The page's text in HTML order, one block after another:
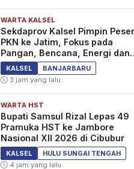
WARTA KALSEL
Sekdaprov Kalsel Pimpin
PKN ke Jatim, Fokus pada
Pangan, Bencana, Energi dan
Ekonomi
KALSEL
BANJARBARU
3 jam yang lalu
WARTA HST
Bupati Samsul Rizal Lepas 49
Pramuka HST ke Jambore
Nasional XII 2026 di Cibubur
KALSEL
HULU SUNGAI TENGAH
4 jam yang lalu